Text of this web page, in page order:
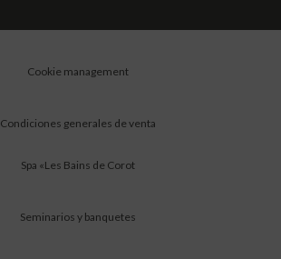
Cookie management
Condiciones generales de venta
Spa «Les Bains de Corot
Seminarios y banquetes